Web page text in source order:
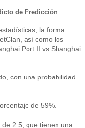
de Predicción
la forma
así como los
Port II vs Shanghai
con una probabilidad
de 59%.
de 2.5, que tienen una